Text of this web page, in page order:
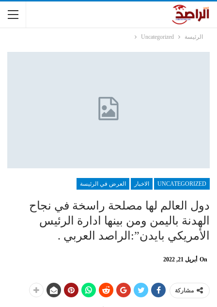
الرئيسة Uncategorized
UNCATEGORIZED الاخبار العرض في الرئيسة
دول العالم لها مصلحة راسخة في نجاح
الهدنة باليمن ومن بينها ادارة الرئيس
الأمريكي بايدن”:الراصد العربي .
On أبريل 21, 2022
مشاركة